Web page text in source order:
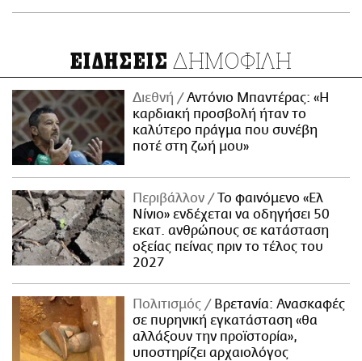
ΕΙΔΗΣΕΙΣ ΔΗΜΟΦΙΛΗ
Διεθνή
Αντόνιο Μπαντέρας: «Η
καρδιακή προσβολή ήταν το
καλύτερο πράγμα που συνέβη
ποτέ στη ζωή μου»
Περιβάλλον
Το φαινόμενο «Ελ
Νίνιο» ενδέχεται να οδηγήσει 50
εκατ. ανθρώπους σε κατάσταση
οξείας πείνας πριν το τέλος του
2027
Πολιτισμός
Βρετανία: Ανασκαφές
σε πυρηνική εγκατάσταση «θα
αλλάξουν την προϊστορία»,
υποστηρίζει αρχαιολόγος